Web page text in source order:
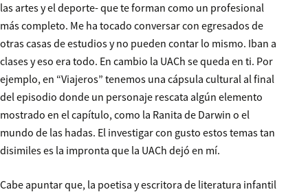
las artes y el deporte- que te forman como un profesional
más completo. Me ha tocado conversar con egresados de
otras casas de estudios y no pueden contar lo mismo. Iban a
clases y eso era todo. En cambio la UACh se queda en ti. Por
ejemplo, en “Viajeros” tenemos una cápsula cultural al final
del episodio donde un personaje rescata algún elemento
mostrado en el capítulo, como la Ranita de Darwin o el
mundo de las hadas. El investigar con gusto estos temas tan
disimiles es la impronta que la UACh dejó en mí.
Cabe apuntar que, la poetisa y escritora de literatura infantil